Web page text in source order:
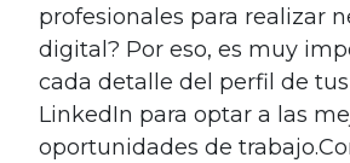
profesionales para realizar
digital? Por eso, es muy
cada detalle del perfil de
LinkedIn para optar a las
oportunidades de